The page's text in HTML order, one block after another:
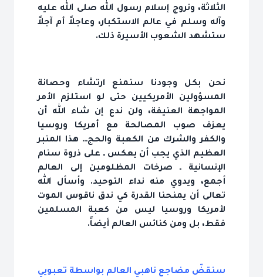
الثلاثة، ونروج إسلام رسول الله صلى الله عليه
وآله وسلم في عالم الاستكبار، وعاجلاً أم آجلاً
ستشهد الشعوب الأسيرة ذلك.
نحن بكل وجودنا سنمنع ارتشاء وحصانة
المسؤولين الأمريكيين حتى لو استلزم الأمر
المواجهة العنيفة، ولن ندع إن شاء الله أن
يعزف صوب المصالحة مع أمريكا وروسيا
والكفر والشرك من الكعبة والحج… هذا المنبر
العظيم الذي يجب أن يعكس ـ على ذروة سنام
الإنسانية ـ صرخات المظلومين إلى العالم
أجمع، ويدوي منه نداء التوحيد. وأسأل الله
تعالى أن يمنحنا القدرة كي ندق ناقوس الموت
لأمريكا وروسيا ليس من كعبة المسلمين
فقط، بل ومن كنائس العالم أيضاً.
سنقضّ مضاجع ناهبي العالم بواسطة تعبويي